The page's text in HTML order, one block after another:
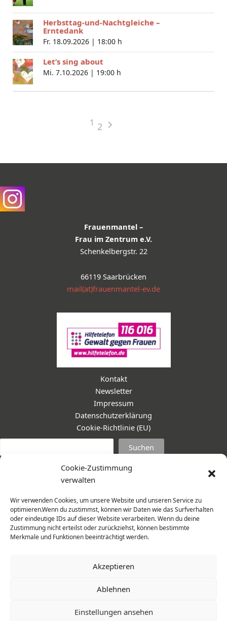
Cookie-Zustimmung
verwalten
Wir verwenden Cookies, um unsere Website und unseren Service zu
optimieren.Wenn du zustimmst, können wir Daten wie das Surfverhalten
oder eindeutige IDs auf dieser Website verarbeiten. Wenn du deine
Zustimmung nicht erteilst oder zurückziehst, können bestimmte
Merkmale und Funktionen beeinträchtigt werden.
Akzeptieren
Ablehnen
Einstellungen ansehen
Herbsttag-und-Nachtgleiche –
Erntedank
Fr. 18.09.2026 | 18:00 h
Let’s sing about
Mi. 7.10.2026 | 19:00 h
1 2
Frauenmantel –
Frau im Zentrum e.V.
Schenkelbergstr. 22
66119 Saarbrücken
mail(at)frauenmantel-ev.de
Kontakt
Newsletter
Impressum
Datenschutzerklärung
Cookie-Richtlinie (EU)
Suchen
www.cohowe.de